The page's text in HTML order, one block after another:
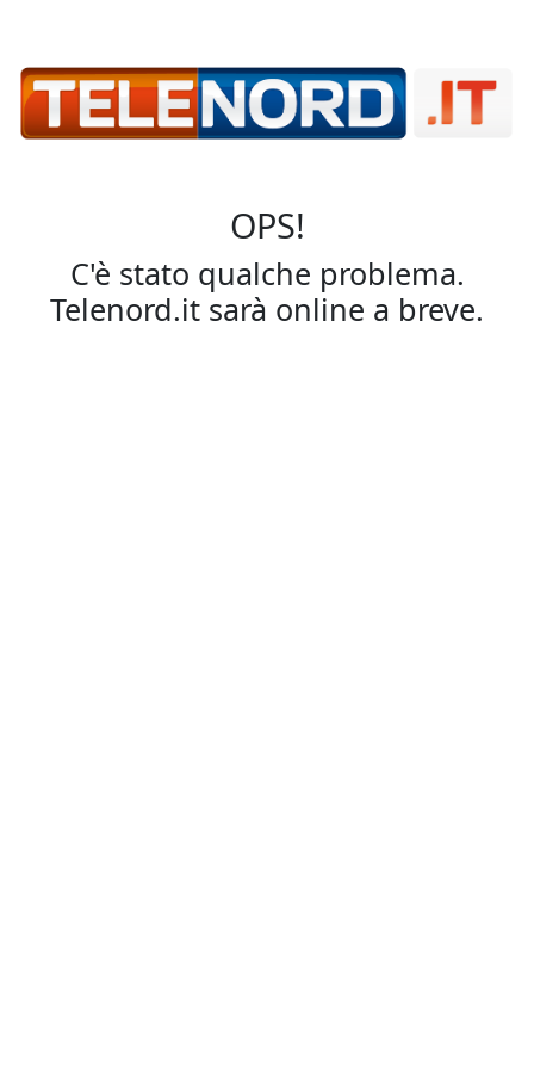
OPS!
C'è stato qualche problema.
Telenord.it sarà online a breve.